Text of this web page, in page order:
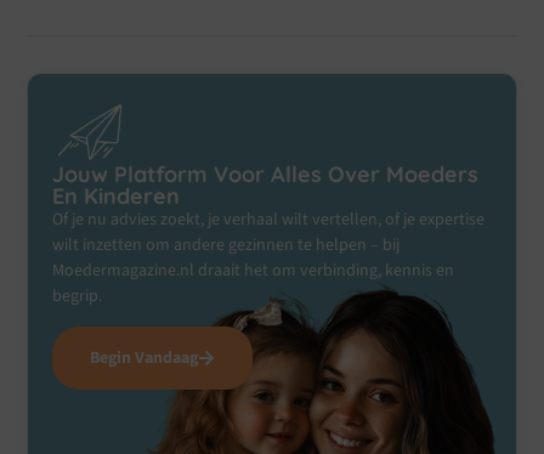
Jouw Platform Voor Alles Over Moeders
En Kinderen
Of je nu advies zoekt, je verhaal wilt vertellen, of je expertise
wilt inzetten om andere gezinnen te helpen – bij
Moedermagazine.nl draait het om verbinding, kennis en
begrip.
Begin Vandaag